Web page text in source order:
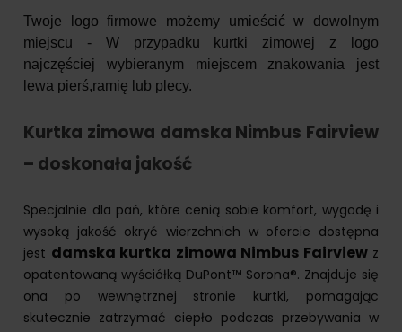
Twoje logo firmowe możemy umieścić w dowolnym
miejscu - W przypadku kurtki zimowej z logo
najczęściej wybieranym miejscem znakowania jest
lewa pierś,ramię lub plecy.
Kurtka zimowa damska Nimbus Fairview
– doskonała jakość
Specjalnie dla pań, które cenią sobie komfort, wygodę i
wysoką jakość okryć wierzchnich w ofercie dostępna
jest damska kurtka zimowa Nimbus Fairviewz
opatentowaną wyściółką DuPont™ Sorona®. Znajduje się
ona po wewnętrznej stronie kurtki, pomagając
skutecznie zatrzymać ciepło podczas przebywania w